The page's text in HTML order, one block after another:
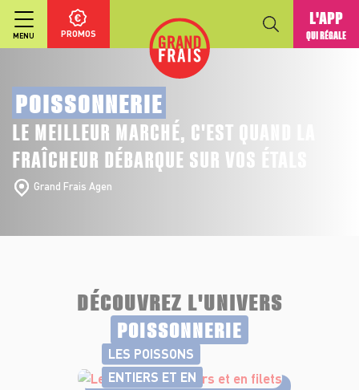
MENU PROMOS
L'APP
QUI RÉGALE
POISSONNERIE
LE MEILLEUR MARCHÉ, C'EST QUAND LA
FRAÎCHEUR DÉBARQUE SUR VOS ÉTALS
Grand Frais Agen
DÉCOUVREZ L'UNIVERS
POISSONNERIE
LES POISSONS
ENTIERS ET EN